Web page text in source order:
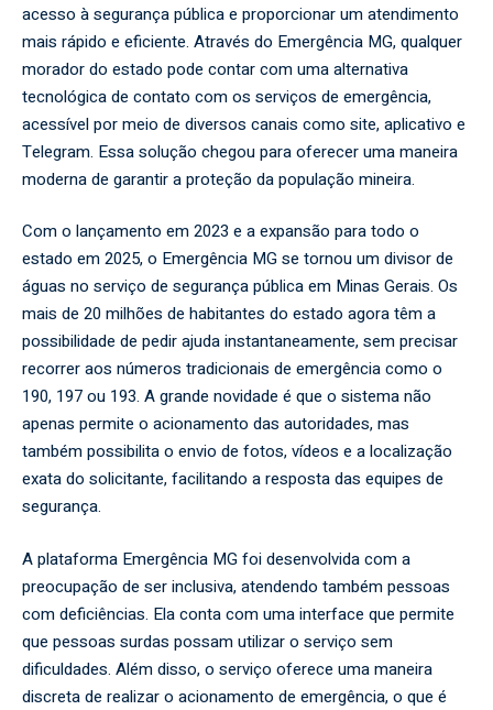
acesso à segurança pública e proporcionar um atendimento
mais rápido e eficiente. Através do Emergência MG, qualquer
morador do estado pode contar com uma alternativa
tecnológica de contato com os serviços de emergência,
acessível por meio de diversos canais como site, aplicativo e
Telegram. Essa solução chegou para oferecer uma maneira
moderna de garantir a proteção da população mineira.
Com o lançamento em 2023 e a expansão para todo o
estado em 2025, o Emergência MG se tornou um divisor de
águas no serviço de segurança pública em Minas Gerais. Os
mais de 20 milhões de habitantes do estado agora têm a
possibilidade de pedir ajuda instantaneamente, sem precisar
recorrer aos números tradicionais de emergência como o
190, 197 ou 193. A grande novidade é que o sistema não
apenas permite o acionamento das autoridades, mas
também possibilita o envio de fotos, vídeos e a localização
exata do solicitante, facilitando a resposta das equipes de
segurança.
A plataforma Emergência MG foi desenvolvida com a
preocupação de ser inclusiva, atendendo também pessoas
com deficiências. Ela conta com uma interface que permite
que pessoas surdas possam utilizar o serviço sem
dificuldades. Além disso, o serviço oferece uma maneira
discreta de realizar o acionamento de emergência, o que é